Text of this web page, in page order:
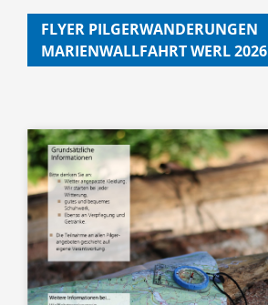
FLYER PILGERWANDERUNGEN
MARIENWALLFAHRT WERL 2026